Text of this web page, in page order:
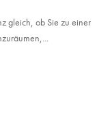
gleich, ob Sie zu einer